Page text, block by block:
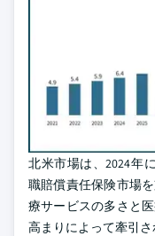
北米市場は、2024年
職賠償責任保険市場
療サービスの多さと
高まりによって牽引さ